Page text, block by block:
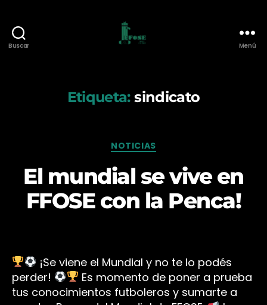
Buscar
de
O.S.E.
Menú
Etiqueta: sindicato
Categorías
NOTICIAS
El mundial se vive en
FFOSE con la Penca!
¡Se viene el Mundial y no te lo podés
perder!
Es momento de poner a prueba
tus conocimientos futboleros y sumarte a